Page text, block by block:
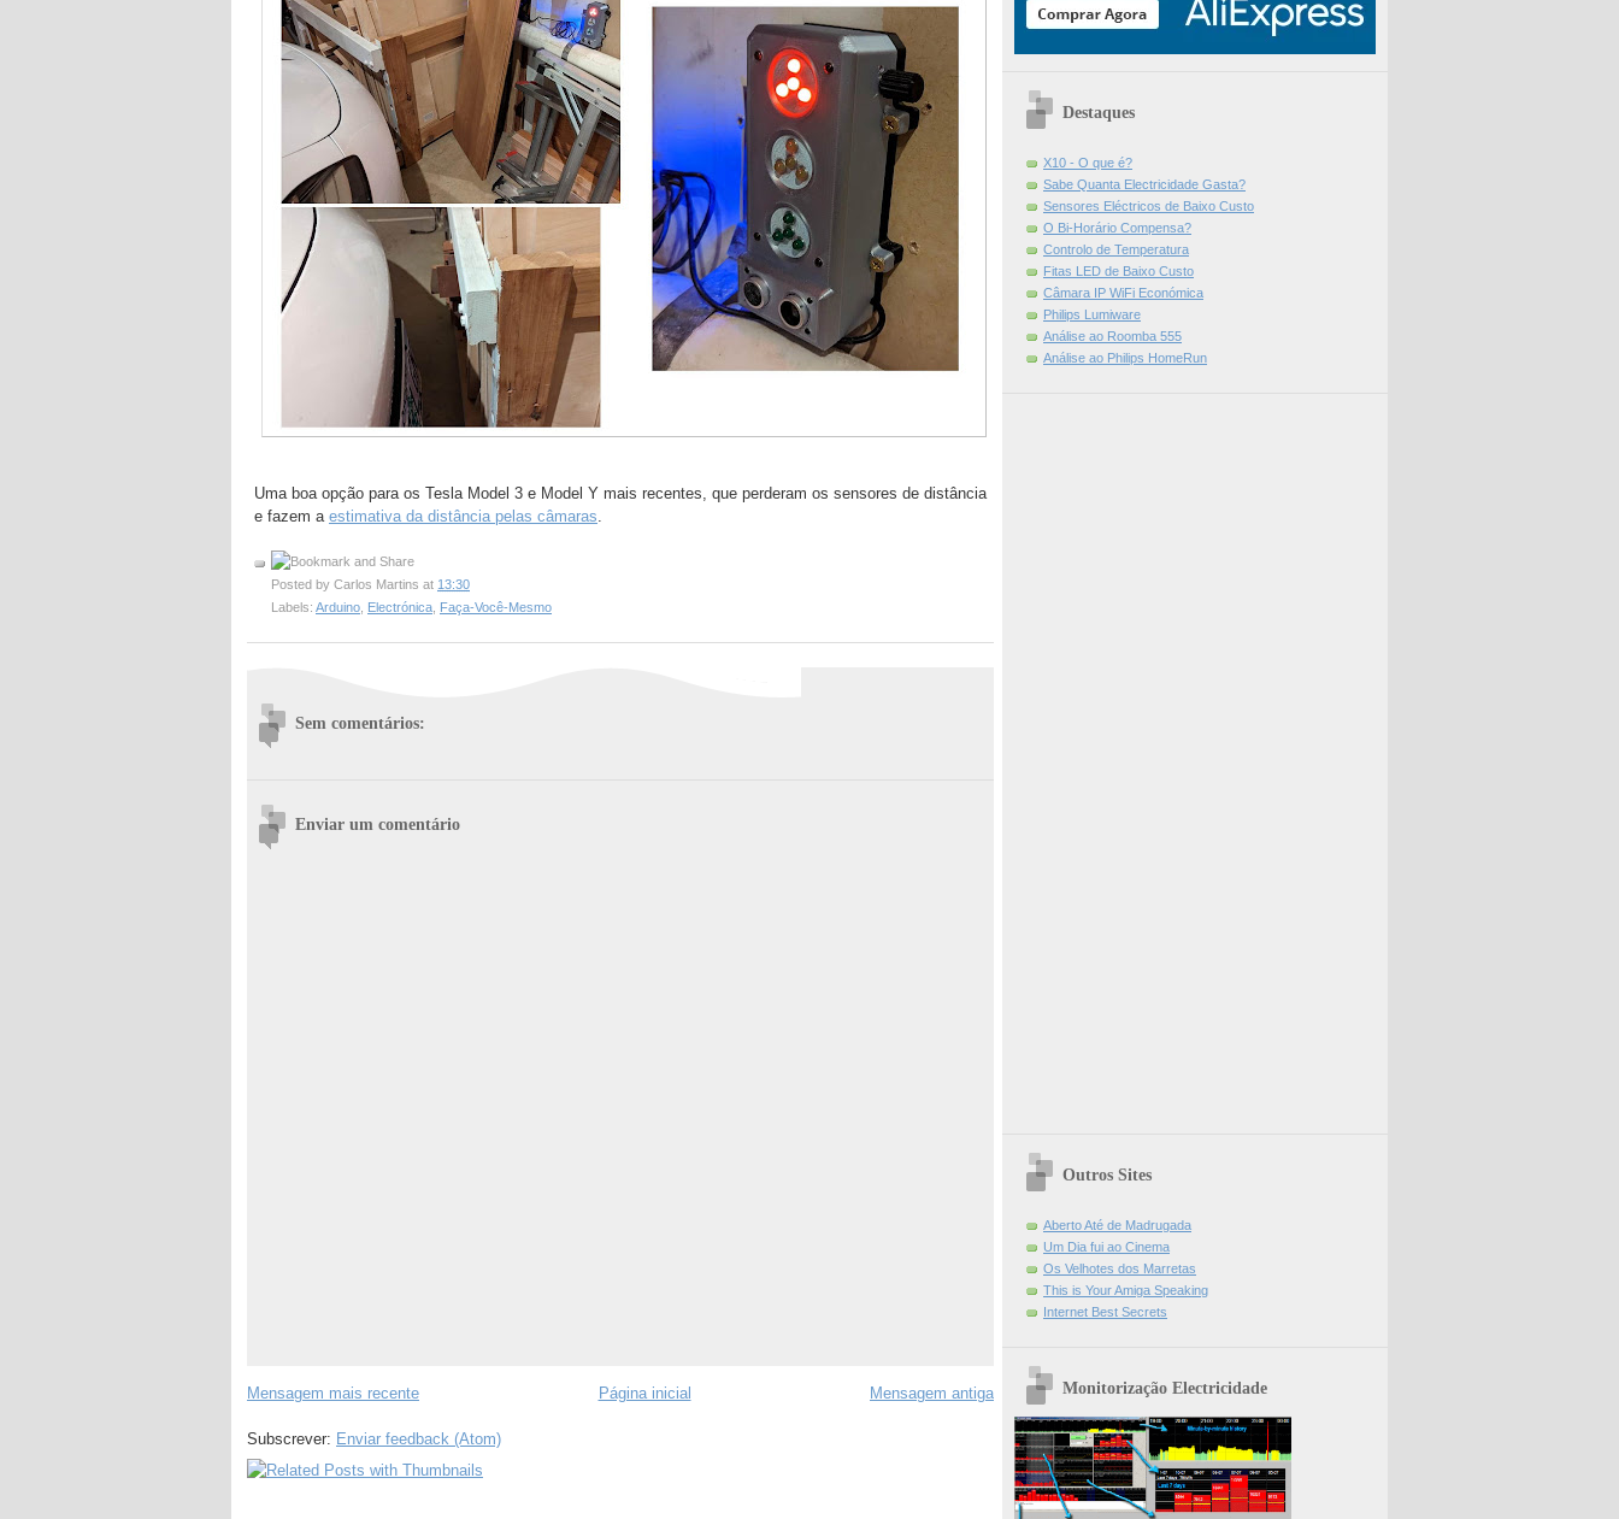
Uma boa opção para os Tesla Model 3 e Model Y mais recentes, que perderam os sensores de distância
e fazem a estimativa da distância pelas câmaras
Posted by Carlos Martins at 13:30
Labels: Arduino Electrónica Faça-Você-Mesmo
Sem comentários:
Enviar um comentário
Mensagem mais recente Mensagem antiga
Página inicial
Subscrever: Enviar feedback (Atom)
Destaques
X10 - O que é?
Sabe Quanta Electricidade Gasta?
Sensores Eléctricos de Baixo Custo
O Bi-Horário Compensa?
Controlo de Temperatura
Fitas LED de Baixo Custo
Câmara IP WiFi Económica
Philips Lumiware
Análise ao Roomba 555
Análise ao Philips HomeRun
Outros Sites
Aberto Até de Madrugada
Um Dia fui ao Cinema
Os Velhotes dos Marretas
This is Your Amiga Speaking
Internet Best Secrets
Monitorização Electricidade